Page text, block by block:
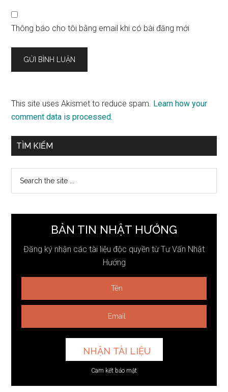
Thông báo cho tôi bằng email khi có bài đăng mới
This site uses Akismet to reduce spam. Learn how your
comment data is processed.
Sidebar
TÌM KIẾM
...
BẢN TIN NHẬT HƯỚNG
Đăng ký nhận các tài liệu độc quyền từ Tư Vấn Nhật
Hướng
Cam kết bảo mật